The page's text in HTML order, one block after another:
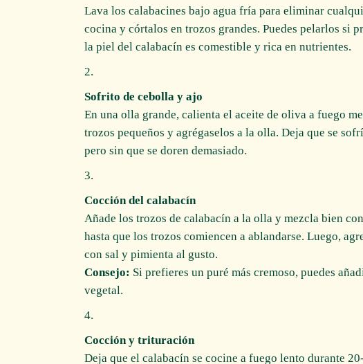
Lava los calabacines bajo agua fría para eliminar
cocina y córtalos en trozos grandes. Puedes pelarlos si
la piel del calabacín es comestible y rica en nutrientes.
Sofrito de cebolla y ajo
En una olla grande, calienta el aceite de oliva a fuego
trozos pequeños y agrégaselos a la olla. Deja que se
pero sin que se doren demasiado.
Cocción del calabacín
Añade los trozos de calabacín a la olla y mezcla bien
hasta que los trozos comiencen a ablandarse. Luego,
con sal y pimienta al gusto.
Consejo: Si prefieres un puré más cremoso, puedes
vegetal.
Cocción y trituración
Deja que el calabacín se cocine a fuego lento durante